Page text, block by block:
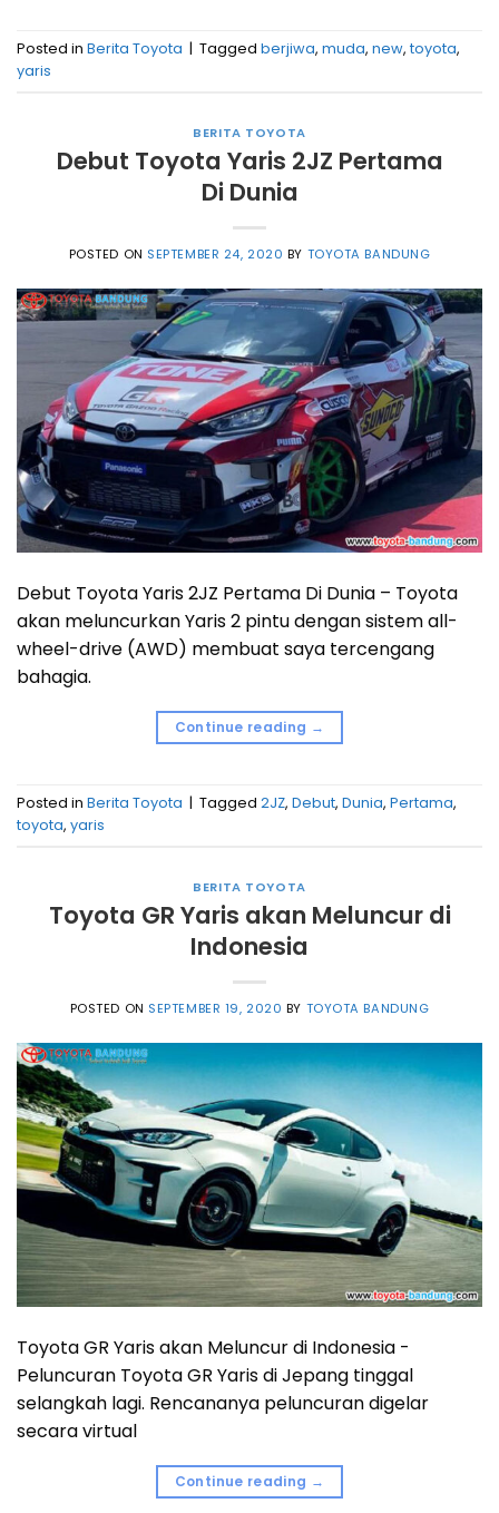
Posted in Berita Toyota | Tagged berjiwa, muda, new, toyota,
yaris
BERITA TOYOTA
Debut Toyota Yaris 2JZ Pertama
Di Dunia
POSTED ON SEPTEMBER 24, 2020 BY TOYOTA BANDUNG
Debut Toyota Yaris 2JZ Pertama Di Dunia – Toyota
akan meluncurkan Yaris 2 pintu dengan sistem all-
wheel-drive (AWD) membuat saya tercengang
bahagia.
Continue reading →
Posted in Berita Toyota Tagged 2JZ, Debut, Dunia, Pertama,
toyota, yaris
BERITA TOYOTA
Toyota GR Yaris akan Meluncur di
Indonesia
POSTED ON SEPTEMBER 19, 2020 BY TOYOTA BANDUNG
Toyota GR Yaris akan Meluncur di Indonesia -
Peluncuran Toyota GR Yaris di Jepang tinggal
selangkah lagi. Rencananya peluncuran digelar
secara virtual
Continue reading →